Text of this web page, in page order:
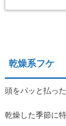
乾燥系フケ
頭をパッと払っ
乾燥した季節に